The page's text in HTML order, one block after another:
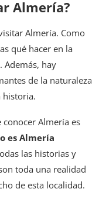
Almería?
Almería. Como
qué hacer en la
Además, hay
de la naturaleza
historia.
Almería es
es Almería
las historias y
toda una realidad
de esta localidad.